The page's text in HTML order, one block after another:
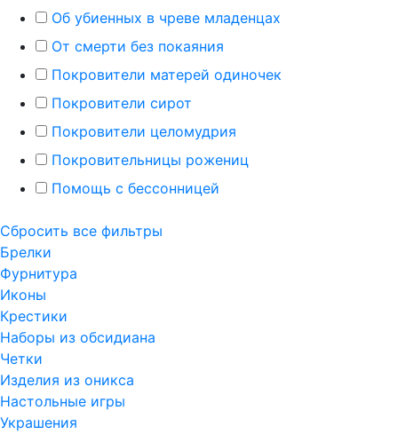
Об убиенных в чреве младенцах
От смерти без покаяния
Покровители матерей одиночек
Покровители сирот
Покровители целомудрия
Покровительницы рожениц
Помощь с бессонницей
Сбросить все фильтры
Брелки
Фурнитура
Иконы
Крестики
Наборы из обсидиана
Четки
Изделия из оникса
Настольные игры
Украшения